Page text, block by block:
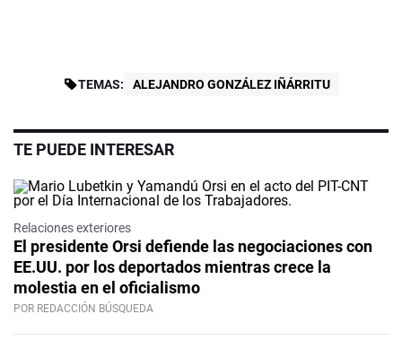
TEMAS: ALEJANDRO GONZÁLEZ IÑÁRRITU
TE PUEDE INTERESAR
Relaciones exteriores
El presidente Orsi defiende las negociaciones con
EE.UU. por los deportados mientras crece la
molestia en el oficialismo
POR REDACCIÓN BÚSQUEDA